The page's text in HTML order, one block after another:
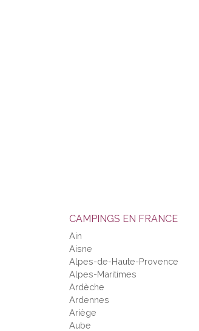
CAMPINGS EN FRANCE
Ain
Aisne
Alpes-de-Haute-Provence
Alpes-Maritimes
Ardèche
Ardennes
Ariège
Aube